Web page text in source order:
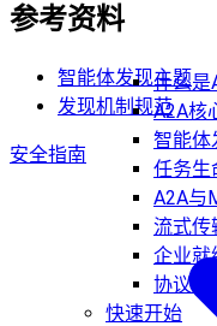
什么是
A2A核
智能体
任务生
A2A与
流式传
企业就
协议扩
快速开始
参考资料
智能体发现主题
发现机制规范
安全指南